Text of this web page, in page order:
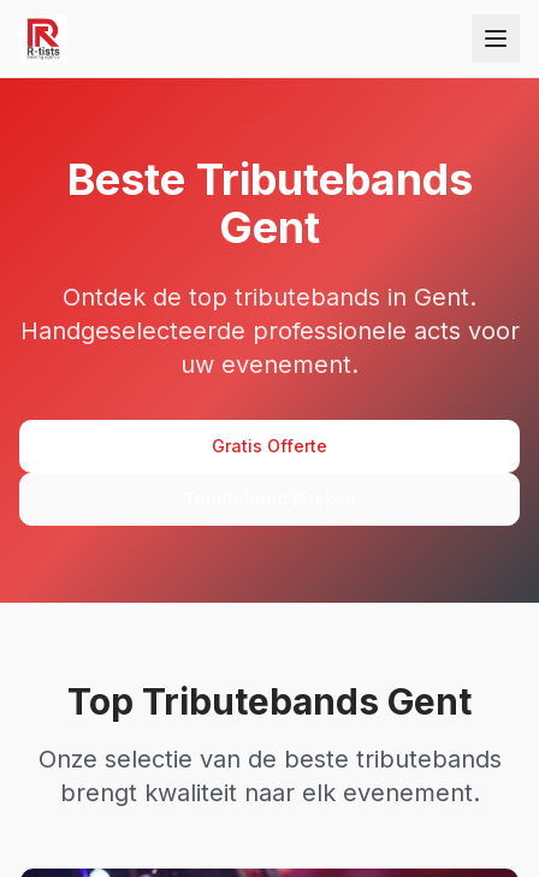
Beste Tributebands
Gent
Ontdek de top tributebands in Gent.
Handgeselecteerde professionele acts voor
uw evenement.
Gratis Offerte
Top Tributebands Gent
Onze selectie van de beste tributebands
brengt kwaliteit naar elk evenement.